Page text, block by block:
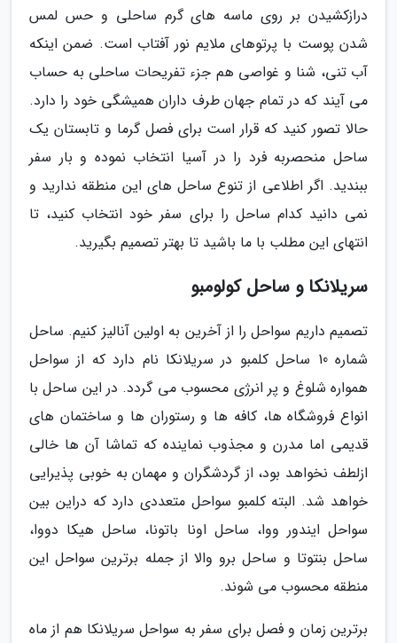
درازکشیدن بر روی ماسه های گرم ساحلی و حس لمس
شدن پوست با پرتوهای ملایم نور آفتاب است. ضمن اینکه
آب تنی، شنا و غواصی هم جزء تفریحات ساحلی به حساب
می آیند که در تمام جهان طرف داران همیشگی خود را دارد.
حالا تصور کنید که قرار است برای فصل گرما و تابستان یک
ساحل منحصربه فرد را در آسیا انتخاب نموده و بار سفر
ببندید. اگر اطلاعی از تنوع ساحل های این منطقه ندارید و
نمی دانید کدام ساحل را برای سفر خود انتخاب کنید، تا
انتهای این مطلب با ما باشید تا بهتر تصمیم بگیرید.
سریلانکا و ساحل کولومبو
تصمیم داریم سواحل را از آخرین به اولین آنالیز کنیم. ساحل
شماره 10 ساحل کلمبو در سریلانکا نام دارد که از سواحل
همواره شلوغ و پر انرژی محسوب می گردد. در این ساحل با
انواع فروشگاه ها، کافه ها و رستوران ها و ساختمان های
قدیمی اما مدرن و مجذوب نماینده که تماشا آن ها خالی
ازلطف نخواهد بود، از گردشگران و مهمان به خوبی پذیرایی
خواهد شد. البته کلمبو سواحل متعددی دارد که دراین بین
سواحل ایندور ووا، ساحل اونا باتونا، ساحل هیکا دووا،
ساحل بنتوتا و ساحل برو والا از جمله برترین سواحل این
منطقه محسوب می شوند.
برترین زمان و فصل برای سفر به سواحل سریلانکا هم از ماه